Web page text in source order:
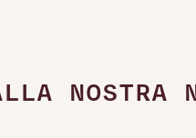
NOSTRA